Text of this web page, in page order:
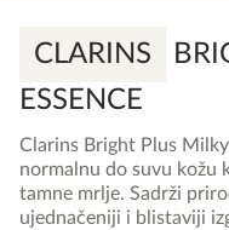
CLARINS
ESSENCE
Clarins Bright Plus
normalnu do suvu kožu
tamne mrlje. Sadrži
ujednačeniji i blistaviji